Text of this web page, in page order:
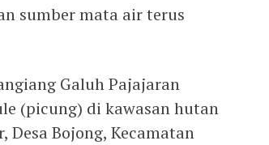
sumber mata air terus
Galuh Pajajaran
(picung) di kawasan hutan
Desa Bojong, Kecamatan